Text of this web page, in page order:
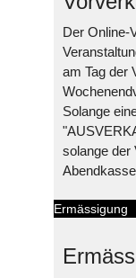
Der Online-
am Tag der
Solange
solange der
Ermässigung